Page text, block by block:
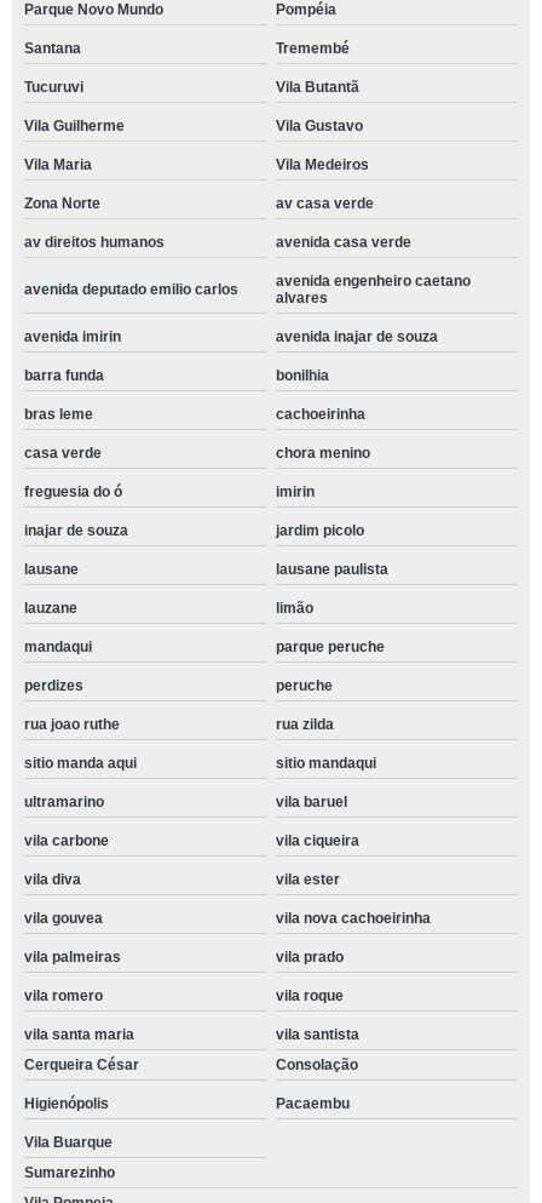
Parque Novo Mundo Pompéia
Santana Tremembé
Tucuruvi Vila Butantã
Vila Guilherme Vila Gustavo
Vila Maria Vila Medeiros
Zona Norte av casa verde
av direitos humanos avenida casa verde
avenida deputado emilio carlos
avenida engenheiro caetano
alvares
avenida imirin avenida inajar de souza
barra funda bonilhia
bras leme cachoeirinha
casa verde chora menino
freguesia do ó imirin
inajar de souza jardim picolo
lausane lausane paulista
lauzane limão
mandaqui parque peruche
perdizes peruche
rua joao ruthe rua zilda
sitio manda aqui sitio mandaqui
ultramarino vila baruel
vila carbone vila ciqueira
vila diva vila ester
vila gouvea vila nova cachoeirinha
vila palmeiras vila prado
vila romero vila roque
vila santa maria
vila santista
Cerqueira César
Consolação
Higienópolis Pacaembu
Vila Buarque
Sumarezinho